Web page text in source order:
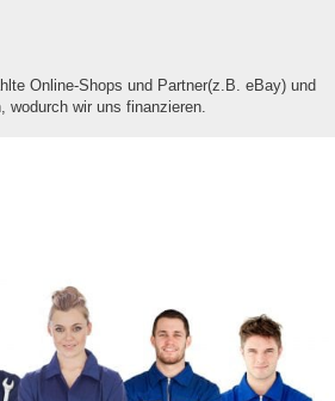
Online-Shops und Partner(z.B. eBay) und
wir uns finanzieren.